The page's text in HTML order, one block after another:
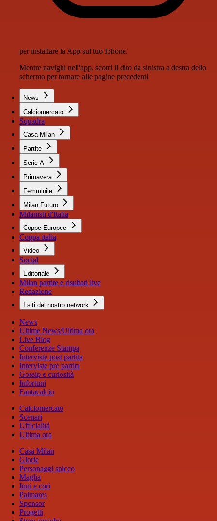
per installare la App sul tuo Iphone.
Mentre navighi nell'app, scorri il dito da sinistra a destra dello
schermo per tornare alle pagine precedenti
News
Calciomercato
Squadra
Casa Milan
Partite
Serie A
Primavera
Femminile
Milan Futuro
Milanisti d'Italia
Coppe Europee
Coppa italia
Video
Social
Editoriale
Milan partite e risultati live
Redazione
I siti del nostro network
News
Ultime News/Ultima ora
Live Blog
Conferenze Stampa
Interviste post partita
Interviste pre partita
Gossip e curiosità
Infortuni
Fantacalcio
Calciomercato
Scenari
Ufficialità
Ultima ora
Casa Milan
Glorie
Personaggi spicco
Maglia
Inni e cori
Palmares
Sponsor
Progetti